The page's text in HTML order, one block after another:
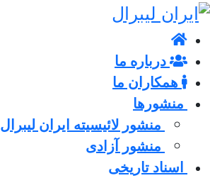
درباره ما
همکاران ما
منشورها
منشور لائیسیته ایران لیبرال
منشور آزادی
اسناد تاریخی